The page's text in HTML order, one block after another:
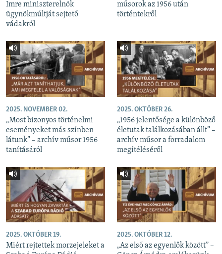
Imre miniszterelnök
ügynökmúltját sejtető
vádakról
műsorok az 1956 után
történtekről
2025. NOVEMBER 02.
„Most bizonyos történelmi
eseményeket más színben
látunk” – archív műsor 1956
tanításáról
2025. OKTÓBER 26.
„1956 jelentősége a különböző
életutak találkozásában állt” –
archív műsor a forradalom
megítéléséről
2025. OKTÓBER 19.
Miért rejtettek morzejeleket a
2025. OKTÓBER 12.
„Az első az egyenlők között” –